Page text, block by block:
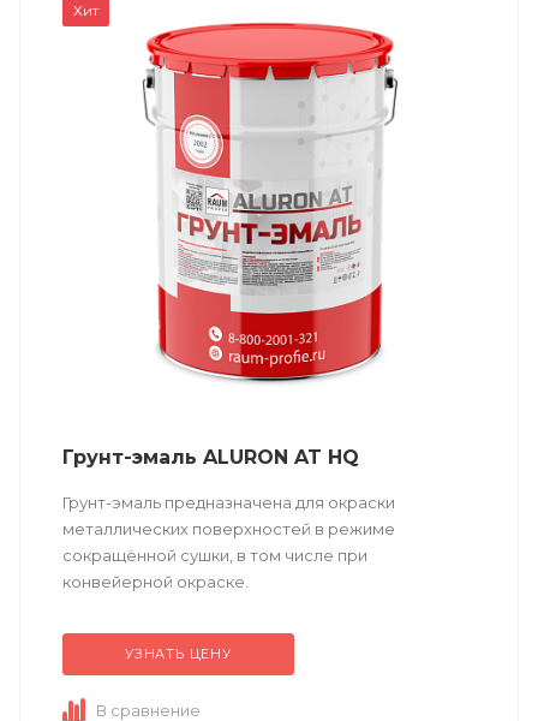
Хит
Грунт-эмаль ALURON AT HQ
Грунт-эмаль предназначена для окраски
металлических поверхностей в режиме
сокращённой сушки, в том числе при
конвейерной окраске.
Техническое описание
УЗНАТЬ ЦЕНУ
В сравнение